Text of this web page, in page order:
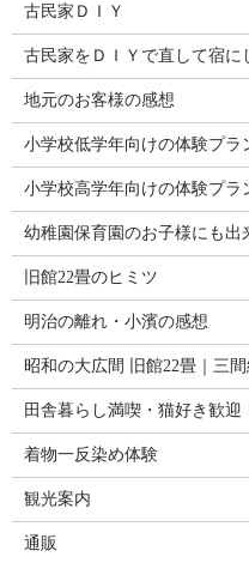
古民家ＤＩＹ
古民家をＤＩＹで直して宿に
地元のお客様の感想
小学校低学年向けの体験プラ
小学校高学年向けの体験プラ
幼稚園保育園のお子様にも出
旧館22畳のヒミツ
明治の離れ・小濱の感想
昭和の大広間 旧館22畳｜三
田舎暮らし満喫・猫好き歓
着物一反染め体験
観光案内
通販